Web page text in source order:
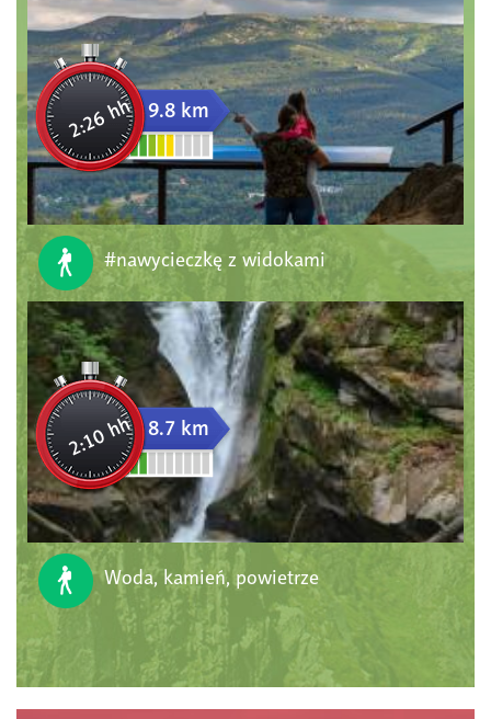
2:26 hh 9.8 km
#nawycieczkę z widokami
2:10 hh 8.7 km
Woda, kamień, powietrze